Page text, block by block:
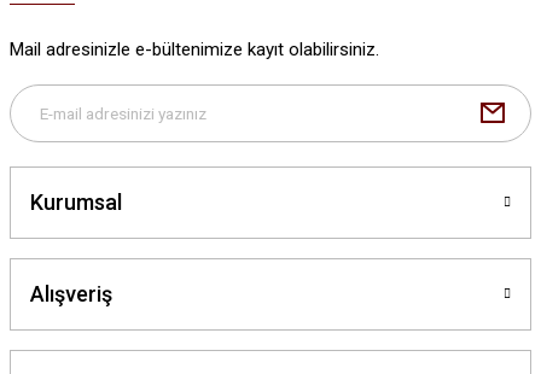
Bu ürüne benzer farklı alternatifler olmalı.
Mail adresinizle e-bültenimize kayıt olabilirsiniz.
Kurumsal
Alışveriş